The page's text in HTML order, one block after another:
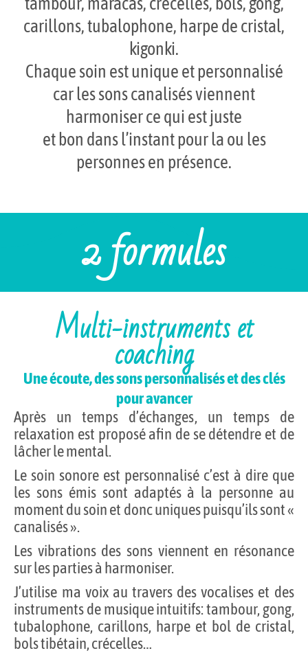
carillons, tubalophone, harpe de cristal,
kigonki.
Chaque soin est unique et personnalisé
car les sons canalisés viennent
harmoniser ce qui est juste
et bon dans l’instant pour la ou les
personnes en présence.
2 formules
Multi-instruments et
coaching
Une écoute, des sons personnalisés et des clés
pour avancer
Après un temps d’échanges, un temps de
relaxation est proposé afin de se détendre et de
lâcher le mental.
Le soin sonore est personnalisé c’est à dire que
les sons émis sont adaptés à la personne au
moment du soin et donc uniques puisqu’ils sont «
canalisés ».
Les vibrations des sons viennent en résonance
sur les parties à harmoniser.
J’utilise ma voix au travers des vocalises et des
instruments de musique intuitifs: tambour, gong,
tubalophone, carillons, harpe et bol de cristal,
bols tibétain, crécelles…